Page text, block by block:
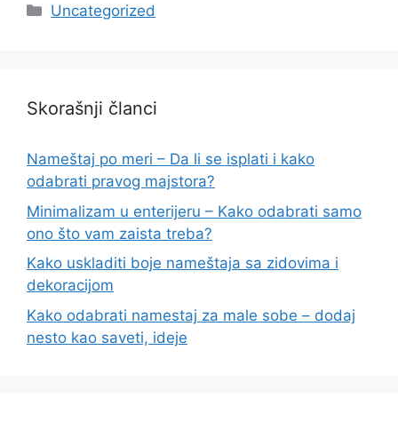
Categories
Uncategorized
Skorašnji članci
Nameštaj po meri – Da li se isplati i kako
odabrati pravog majstora?
Minimalizam u enterijeru – Kako odabrati samo
ono što vam zaista treba?
Kako uskladiti boje nameštaja sa zidovima i
dekoracijom
Kako odabrati namestaj za male sobe – dodaj
nesto kao saveti, ideje